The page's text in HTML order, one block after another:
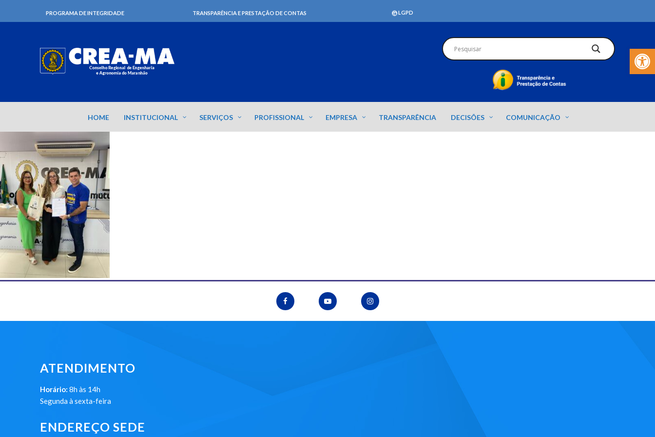
Barra de
PROGRAMA DE INTEGRIDADE TRANSPARÊNCIA E PRESTAÇÃO DE CONTAS LGPD
HOME INSTITUCIONAL SERVIÇOS PROFISSIONAL EMPRESA TRANSPARÊNCIA DECISÕES COMUNICAÇÃO
ATENDIMENTO
Horário: 8h às 14h
Segunda à sexta-feira
ENDEREÇO SEDE